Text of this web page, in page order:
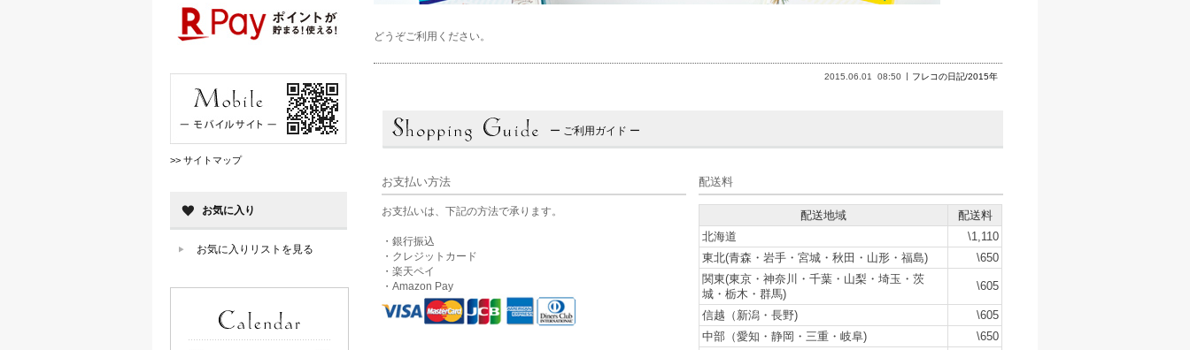
どうぞご利用ください。
2015.06.01 08:50 フレコの日記/2015年
ー ご利用ガイド ー
お支払い方法
お支払いは、下記の方法で承ります。
・銀行振込
・クレジットカード
・楽天ペイ
・Amazon Pay
配送料
配送地域
配送料
北海道
\1,110
東北(青森・岩手・宮城・秋田・山形・福島)
\650
関東(東京・神奈川・千葉・山梨・埼玉・茨
城・栃木・群馬)
\605
信越（新潟・長野)
\605
中部（愛知・静岡・三重・岐阜)
\650
>> サイトマップ
お気に入り
お気に入りリストを見る